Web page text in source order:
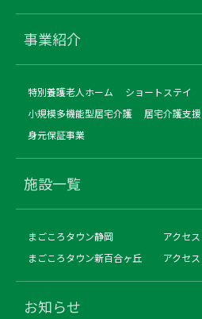
事業紹介
特別養護老人ホーム ショートステイ
小規模多機能型居宅介護
居宅介護支援
身元保証事業
施設一覧
まごころタウン静岡
アクセス
まごころタウン新百合ヶ丘
アクセス
お知らせ